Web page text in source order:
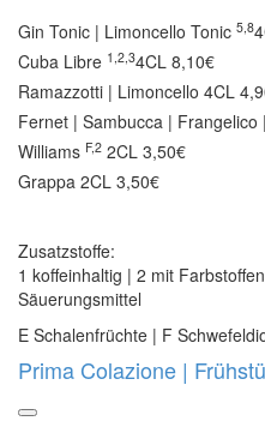
Gin Tonic | Limoncello Tonic 5,8
Cuba Libre 1,2,34CL 8,10€
Ramazzotti | Limoncello 4CL
Fernet | Sambucca | Frangelico
Williams F,2 2CL 3,50€
Grappa 2CL 3,50€
Zusatzstoffe:
1 koffeinhaltig | 2 mit
Säuerungsmittel
E Schalenfrüchte | F
Prima Colazione |